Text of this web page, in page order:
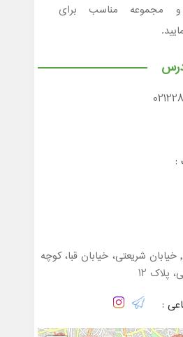
مجموعه مناسب برای
:
خیابان شریعتی، خیابان قبا، کوچه
پلاک 12
: